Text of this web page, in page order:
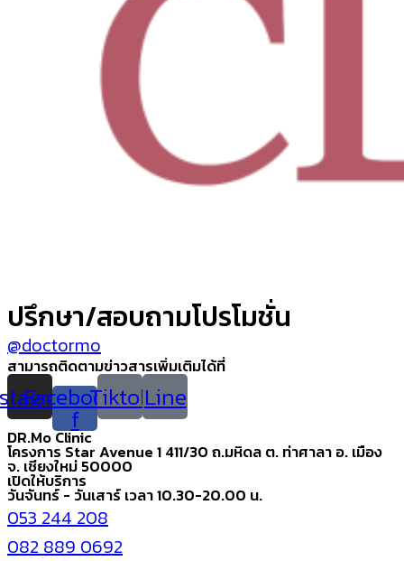
ปรึกษา/สอบถามโปรโมชั่น
@doctormo
สามารถติดตามข่าวสารเพิ่มเติมได้ที่
Facebook-
f
TiktokLine
DR.Mo Clinic
โครงการ Star Avenue 1 411/30 ถ.มหิดล ต. ท่าศาลา อ. เมือง
จ. เชียงใหม่ 50000
เปิดให้บริการ
วันจันทร์ - วันเสาร์ เวลา 10.30-20.00 น.
053 244 208
082 889 0692